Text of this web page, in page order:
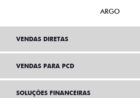
ARGO
VENDAS DIRETAS
VENDAS PARA PCD
SOLUÇÕES FINANCEIRAS